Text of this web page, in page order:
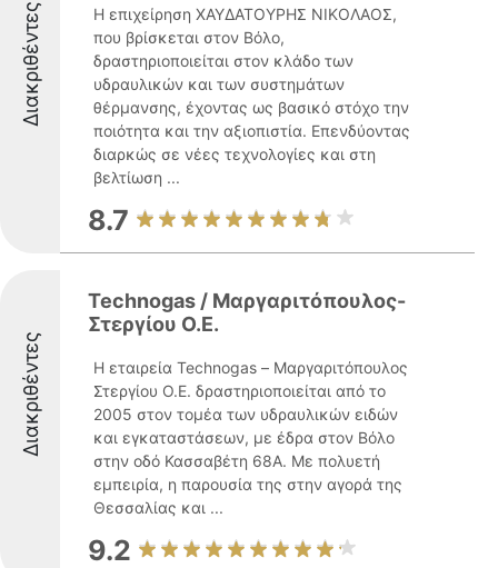
Διακριθέντες
Η επιχείρηση ΧΑΥΔΑΤΟΥΡΗΣ ΝΙΚΟΛΑΟΣ,
που βρίσκεται στον Βόλο,
δραστηριοποιείται στον κλάδο των
υδραυλικών και των συστημάτων
θέρμανσης, έχοντας ως βασικό στόχο την
ποιότητα και την αξιοπιστία. Επενδύοντας
διαρκώς σε νέες τεχνολογίες και στη
βελτίωση ...
8.7
Διακριθέντες
Technogas / Μαργαριτόπουλος-
Στεργίου Ο.Ε.
Η εταιρεία Technogas – Μαργαριτόπουλος
Στεργίου Ο.Ε. δραστηριοποιείται από το
2005 στον τομέα των υδραυλικών ειδών
και εγκαταστάσεων, με έδρα στον Βόλο
στην οδό Κασσαβέτη 68Α. Με πολυετή
εμπειρία, η παρουσία της στην αγορά της
Θεσσαλίας και ...
9.2